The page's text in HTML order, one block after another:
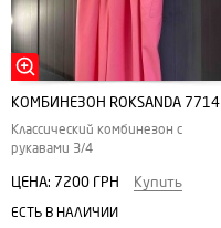
КОМБИНЕЗОН ROKSANDA 7714
Классический комбинезон с
рукавами 3/4
ЦЕНА: 7200 ГРН Купить
ЕСТЬ В НАЛИЧИИ